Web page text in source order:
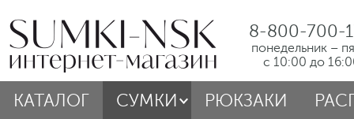
8-800-700-
понедельник –
с 10:00 до
КАТАЛОГ СУМКИ РЮКЗАКИ